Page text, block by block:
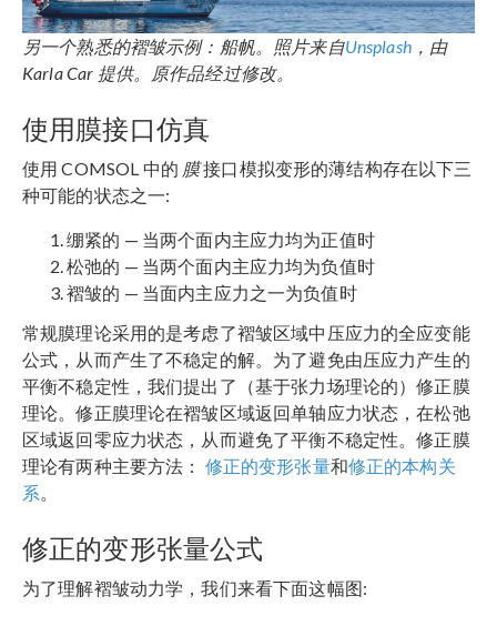
另一个熟悉的褶皱示例：船帆。照片来自Unsplash，由
Karla Car 提供。原作品经过修改。
使用膜接口仿真
使用 COMSOL 中的 膜接口模拟变形的薄结构存在以下三
种可能的状态之一:
绷紧的 — 当两个面内主应力均为正值时
松弛的 — 当两个面内主应力均为负值时
褶皱的 — 当面内主应力之一为负值时
常规膜理论采用的是考虑了褶皱区域中压应力的全应变能
公式，从而产生了不稳定的解。为了避免由压应力产生的
平衡不稳定性，我们提出了（基于张力场理论的）修正膜
理论。修正膜理论在褶皱区域返回单轴应力状态，在松弛
区域返回零应力状态，从而避免了平衡不稳定性。修正膜
理论有两种主要方法： 修正的变形张量和修正的本构关
系
修正的变形张量公式
为了理解褶皱动力学，我们来看下面这幅图: